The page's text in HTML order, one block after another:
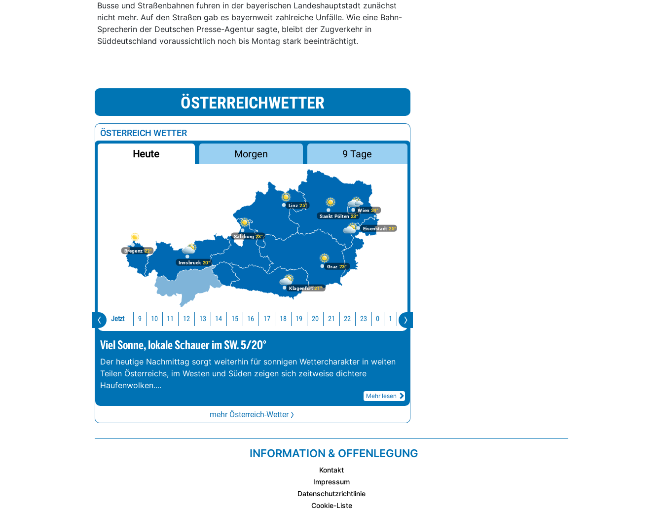
Busse und Straßenbahnen fuhren in der bayerischen Landeshauptstadt zunächst
nicht mehr. Auf den Straßen gab es bayernweit zahlreiche Unfälle. Wie eine Bahn-
Sprecherin der Deutschen Presse-Agentur sagte, bleibt der Zugverkehr in
Süddeutschland voraussichtlich noch bis Montag stark beeinträchtigt.
ÖSTERREICHWETTER
ÖSTERREICH WETTER
Heute Morgen 9 Tage
Bregenz22°
Graz 23°
Innsbruck20°
Klagenfurt21°
Linz 25°
Salzburg23°
Wien 24°
Eisenstadt 25°
Sankt Pölten 23°
Jetzt 9 10 11 12 13 14 15 16 17 18 19 20 21 22 23 0 1 2
Viel Sonne, lokale Schauer im SW. 5/20°
Der heutige Nachmittag sorgt weiterhin für sonnigen Wettercharakter in weiten
Teilen Österreichs, im Westen und Süden zeigen sich zeitweise dichtere
Haufenwolken....
Mehr lesen
mehr Österreich-Wetter
INFORMATION & OFFENLEGUNG
Kontakt
Impressum
Datenschutzrichtlinie
Cookie-Liste